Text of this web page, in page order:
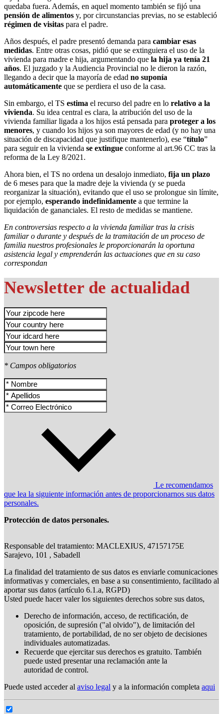
quedaba fuera. Además, en aquel momento también se fijó una
pensión de alimentos y, por circunstancias previas, no se estableció
régimen de visitas para el padre.
Años después, el padre presentó demanda para cambiar esas
medidas. Entre otras cosas, pidió que se extinguiera el uso de la
vivienda para madre e hija, argumentando que la hija ya tenía 21
años. El juzgado y la Audiencia Provincial no le dieron la razón,
llegando a decir que la mayoría de edad no suponía
automáticamente que se perdiera el uso de la casa.
Sin embargo, el TS estima el recurso del padre en lo relativo a la
vivienda. Su idea central es clara, la atribución del uso de la
vivienda familiar ligada a los hijos está pensada para proteger a los
menores, y cuando los hijos ya son mayores de edad (y no hay una
situación de discapacidad que justifique mantenerlo), ese “título”
para seguir en la vivienda se extingue conforme al art.96 CC tras la
reforma de la Ley 8/2021.
Ahora bien, el TS no ordena un desalojo inmediato, fija un plazo
de 6 meses para que la madre deje la vivienda (y se pueda
reorganizar la situación), evitando que el uso se prolongue sin límite,
por ejemplo, esperando indefinidamente a que termine la
liquidación de gananciales. El resto de medidas se mantiene.
En controversias respecto a la vivienda familiar tras la crisis
familiar o durante y después de la tramitación de un proceso de
familia nuestros profesionales le proporcionarán la oportuna
asistencia legal y emprenderán las actuaciones que en su caso
correspondan
Newsletter de actualidad
* Campos obligatorios
Le recomendamos
que lea la siguiente información antes de proporcionarnos sus datos
personales.
Protección de datos personales.
Responsable del tratamiento: MACLEXIUS, 47157175E
Sarajevo, 101 , Sabadell
La finalidad del tratamiento de sus datos es enviarle comunicaciones
informativas y comerciales, en base a su consentimiento, facilitado al
aportar sus datos (artículo 6.1.a, RGPD)
Usted puede hacer valer los siguientes derechos sobre sus datos,
Derecho de información, acceso, de rectificación, de
oposición, de supresión ("al olvido"), de limitación del
tratamiento, de portabilidad, de no ser objeto de decisiones
individuales automatizadas.
Recuerde que ejercitar sus derechos es gratuito. También
puede usted presentar una reclamación ante la
autoridad de control.
Puede usted acceder al aviso legal y a la información completa aqui